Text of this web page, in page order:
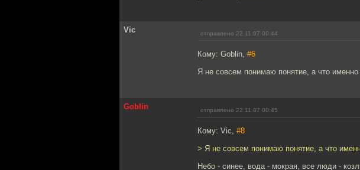
Vic отправлено 22.11.07 00:44
Кому: Goblin, #6
Я не совсем понимаю понятие, а что
Goblin отправлено 22.11.07 00:45
Кому: Vic, #8
> Я не совсем понимаю понятие, а что
Небо - синее, вода - мокрая, все люди -